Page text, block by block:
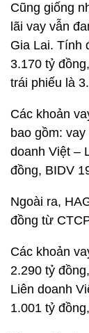
Cũng giống
lãi vay vẫn
Gia Lai. Tính
3.170 tỷ
trái phiếu là
Các khoản
bao gồm:
doanh Việt –
đồng, BIDV
Ngoài ra,
đồng từ
Các khoản
2.290 tỷ
Liên doanh
1.001 tỷ